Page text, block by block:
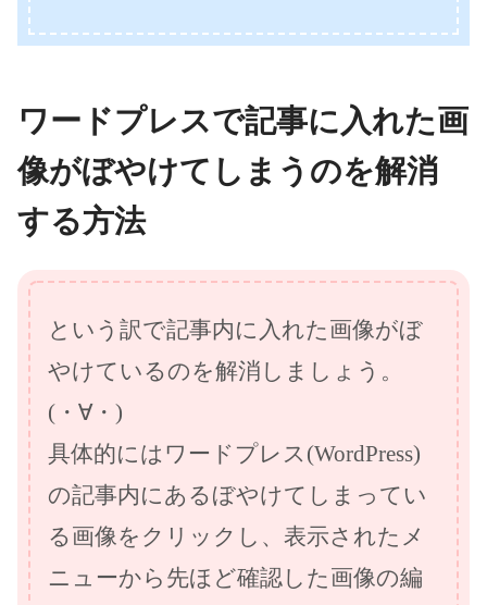
ワードプレスで記事に入れた画
像がぼやけてしまうのを解消
する方法
という訳で記事内に入れた画像がぼ
やけているのを解消しましょう。
(・∀・)
具体的にはワードプレス(WordPress)
の記事内にあるぼやけてしまってい
る画像をクリックし、表示されたメ
ニューから先ほど確認した画像の編